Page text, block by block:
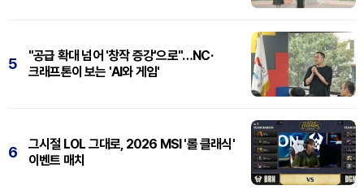
5
"공급 확대 넘어 '창작 증강'으로"…NC·
크래프톤이 보는 'AI와 게임'
6
그시절 LOL 그대로, 2026 MSI '롤 클래식'
이벤트 매치